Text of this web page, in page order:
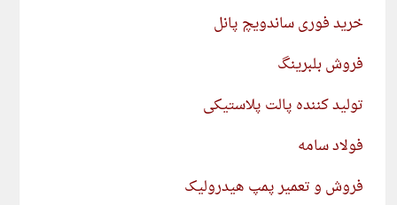
خرید فوری ساندویچ پانل
فروش بلبرینگ
تولید کننده پالت پلاستیکی
فولاد سامه
فروش و تعمیر پمپ هیدرولیک